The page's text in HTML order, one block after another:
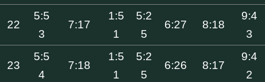
22
5:5
3
7:17
1:5
1
5:2
5
6:27 8:18
9:4
3
23
5:5
4
7:18
1:5
1
5:2
5
6:26 8:17
9:4
2